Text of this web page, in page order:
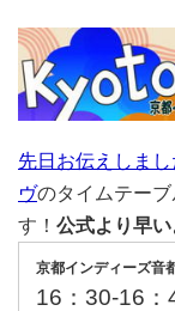
先日お伝えしま
ヴのタイムテー
す！ 公式より早い
京都インディーズ音
16：30-16